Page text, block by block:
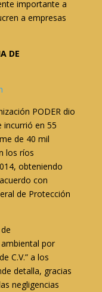
importante a
a empresas
DE
PODER dio
incurrió en 55
de 40 mil
los ríos
obteniendo
con
de Protección
por
C.V.” a los
detalla, gracias
negligencias